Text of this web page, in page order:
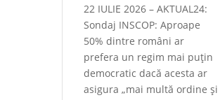
22 IULIE 2026 – AKTUAL24:
Sondaj INSCOP: Aproape
50% dintre români ar
prefera un regim mai puțin
democratic dacă acesta ar
asigura „mai multă ordine și